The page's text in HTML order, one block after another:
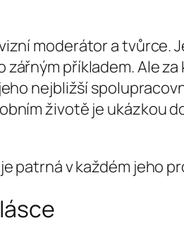
moderátor a tvůrce.
příkladem. Ale za
nejbližší
životě je ukázkou
patrná v každém jeho